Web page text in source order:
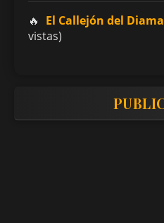
El Callejón del
vistas)